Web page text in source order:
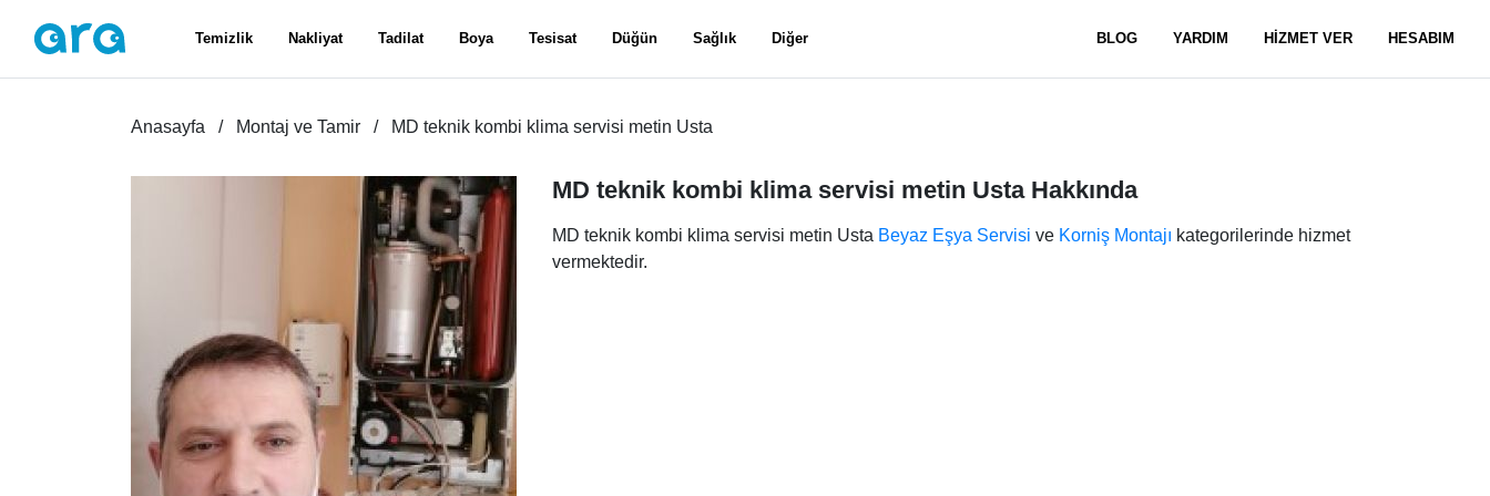
Temizlik Nakliyat Tadilat Boya Tesisat Düğün Sağlık Diğer BLOG YARDIM HİZMET VER HESABIM
Anasayfa Montaj ve Tamir MD teknik kombi klima servisi metin Usta
MD teknik kombi klima servisi metin Usta Hakkında
MD teknik kombi klima servisi metin Usta Beyaz Eşya Servisi ve Korniş Montajı kategorilerinde hizmet
vermektedir.